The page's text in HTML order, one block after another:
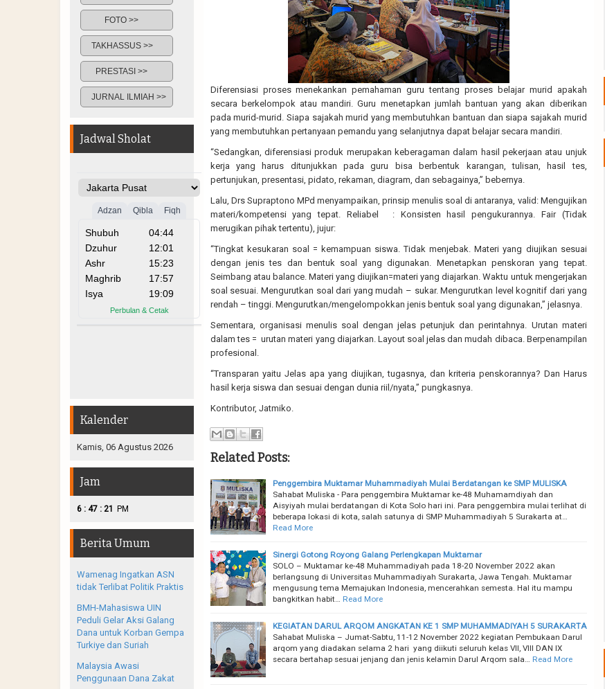
Diferensiasi proses menekankan pemahaman guru tentang proses belajar murid apakah
secara berkelompok atau mandiri. Guru menetapkan jumlah bantuan yang akan diberikan
pada murid-murid. Siapa sajakah murid yang membutuhkan bantuan dan siapa sajakah murid
yang membutuhkan pertanyaan pemandu yang selanjutnya dapat belajar secara mandiri.
“Sedangkan, diferensiasi produk merupakan keberagaman dalam hasil pekerjaan atau unjuk
kerja yang harus ditunjukkan pada guru bisa berbentuk karangan, tulisan, hasil tes,
pertunjukan, presentasi, pidato, rekaman, diagram, dan sebagainya,” bebernya.
Lalu, Drs Supraptono MPd menyampaikan, prinsip menulis soal di antaranya, valid: Mengujikan
materi/kompetensi yang tepat. Reliabel
: Konsisten hasil pengukurannya. Fair (Tidak
merugikan pihak tertentu), jujur:
“Tingkat kesukaran soal = kemampuan siswa. Tidak menjebak. Materi yang diujikan sesuai
dengan jenis tes dan bentuk soal yang digunakan. Menetapkan penskoran yang tepat.
Seimbang atau balance. Materi yang diujikan=materi yang diajarkan. Waktu untuk mengerjakan
soal sesuai. Mengurutkan soal dari yang mudah – sukar. Mengurutkan level kognitif dari yang
rendah – tinggi. Mengurutkan/mengelompokkan jenis bentuk soal yang digunakan,” jelasnya.
Sementara, organisasi menulis soal dengan jelas petunjuk dan perintahnya. Urutan materi
dalam tes = urutan materi yang diajarkan. Layout soal jelas dan mudah dibaca. Berpenampilan
profesional.
“Transparan yaitu Jelas apa yang diujikan, tugasnya, dan kriteria penskorannya? Dan Harus
hasil kerja siswa dan sesuai dengan dunia riil/nyata,” pungkasnya.
Kontributor, Jatmiko.
Related Posts:
Penggembira Muktamar Muhammadiyah Mulai Berdatangan ke SMP MULISKA
Sahabat Muliska - Para penggembira Muktamar ke-48 Muhamamdiyah dan
Aisyiyah mulai berdatangan di Kota Solo hari ini. Para penggembira mulai terlihat di
beberapa lokasi di kota, salah satunya di SMP Muhammadiyah 5 Surakarta at…
Read More
Sinergi Gotong Royong Galang Perlengkapan Muktamar
SOLO – Muktamar ke-48 Muhammadiyah pada 18-20 November 2022 akan
berlangsung di Universitas Muhammadiyah Surakarta, Jawa Tengah. Muktamar
mengusung tema Memajukan Indonesia, mencerahkan semesta. Hal itu mampu
bangkitkan habit…
Read More
KEGIATAN DARUL ARQOM ANGKATAN KE 1 SMP MUHAMMADIYAH 5 SURAKARTA
Sahabat Muliska – Jumat-Sabtu, 11-12 November 2022 kegiatan Pembukaan Darul
arqom yang diadakan selama 2 hari yang diikuti seluruh kelas VII, VIII DAN IX
secara bertahap sesuai jenjang dan jenis kelamin Darul Arqom sala…
Read More
FOTO >>
TAKHASSUS >>
PRESTASI >>
JURNAL ILMIAH >>
Jadwal Sholat
Kalender
Kamis, 06 Agustus 2026
Jam
6 : 47 : 22 PM
Berita Umum
Wamenag Ingatkan ASN
tidak Terlibat Politik Praktis
BMH-Mahasiswa UIN
Peduli Gelar Aksi Galang
Dana untuk Korban Gempa
Turkiye dan Suriah
Malaysia Awasi
Penggunaan Dana Zakat